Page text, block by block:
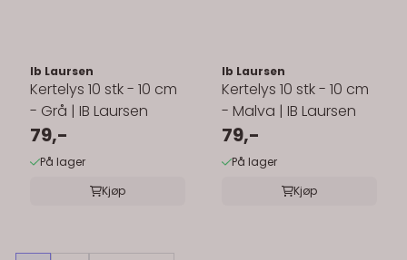
Ib Laursen
Kertelys 10 stk - 10 cm
- Grå | IB Laursen
79,-
På lager
Kjøp
Ib Laursen
Kertelys 10 stk - 10 cm
- Malva | IB Laursen
79,-
På lager
Kjøp